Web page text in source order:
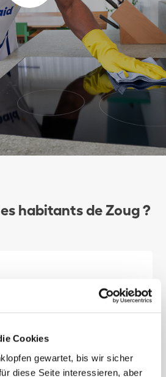
Cookies
gewartet, bis wir sicher
diese Seite interessieren, aber
habitants de Zoug ?
génial ! Je suis ravie ! Tout
trop lui expliquer ! Très
Merci beaucoup !